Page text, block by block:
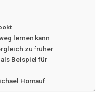
lernen kann
zu früher
Beispiel für
Hornauf